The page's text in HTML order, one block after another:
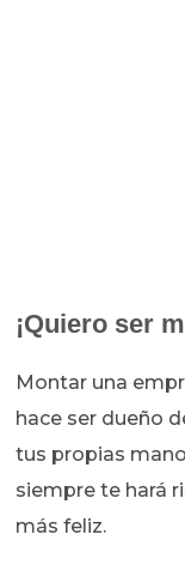
¡Quiero ser
Montar una
hace ser dueño
tus propias
siempre te hará
más feliz.